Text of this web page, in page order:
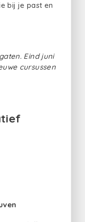
bij je past en
Eind juni
cursussen